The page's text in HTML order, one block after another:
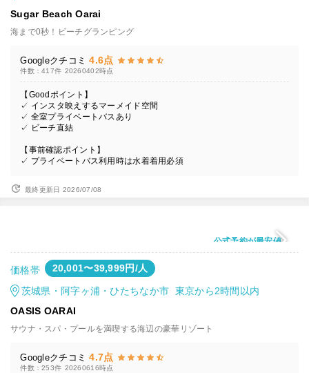
Sugar Beach Oarai
海まで0秒！ビーチグランピング
Googleクチコミ 4.6点
件数：417件 20260402時点
【Goodポイント】
✓ インスタ映えするマーメイド空間
✓ 全室プライベートバスあり
✓ ビーチ直結
【事前確認ポイント】
✓ プライベートバス利用時は水着着用必須
最終更新日 2026/07/08
公式予約が最安値
価格帯 20,001〜39,999円/人
茨城県・阿字ヶ浦・ひたちなか市 東京から2時間以内
OASIS OARAI
サウナ・スパ・プールを満喫する海辺の豪華リゾート
Googleクチコミ 4.7点
件数：253件 20260616時点